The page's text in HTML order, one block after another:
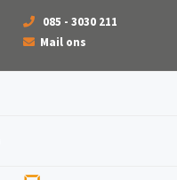
085 - 3030 211
Mail ons